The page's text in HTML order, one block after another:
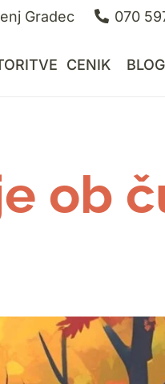
Gradec 070
CENIK BLOG
ob